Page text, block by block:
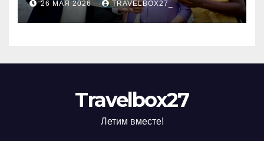
организации
26 МАЯ 2026 TRAVELBOX27_
Travelbox27
Летим вместе!